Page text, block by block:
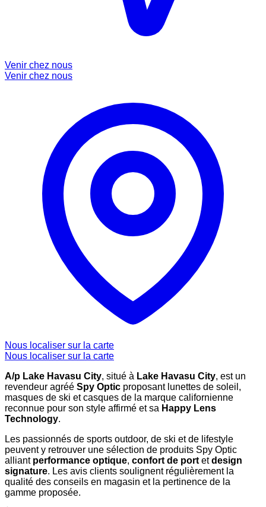
Venir chez nous
Venir chez nous
Nous localiser sur la carte
Nous localiser sur la carte
A/p Lake Havasu City, situé à Lake Havasu City, est un
revendeur agréé Spy Optic proposant lunettes de soleil,
masques de ski et casques de la marque californienne
reconnue pour son style affirmé et sa Happy Lens
Technology.
Les passionnés de sports outdoor, de ski et de lifestyle
peuvent y retrouver une sélection de produits Spy Optic
alliant performance optique, confort de portetdesign
signature. Les avis clients soulignent régulièrement la
qualité des conseils en magasin et la pertinence de la
gamme proposée.